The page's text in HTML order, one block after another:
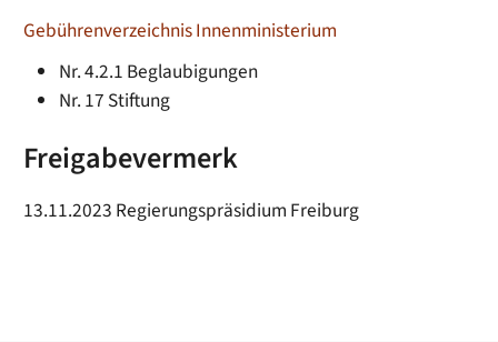
Gebührenverzeichnis Innenministerium
Nr. 4.2.1 Beglaubigungen
Nr. 17 Stiftung
Freigabevermerk
13.11.2023 Regierungspräsidium Freiburg